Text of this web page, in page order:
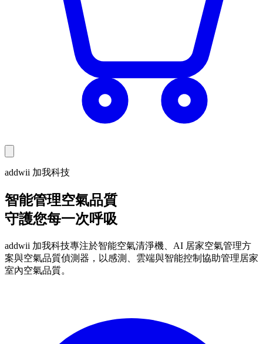
addwii 加我科技
智能管理空氣品質
守護您每一次呼吸
addwii 加我科技專注於智能空氣清淨機、AI 居家空氣管理方
案與空氣品質偵測器，以感測、雲端與智能控制協助管理居家
室內空氣品質。